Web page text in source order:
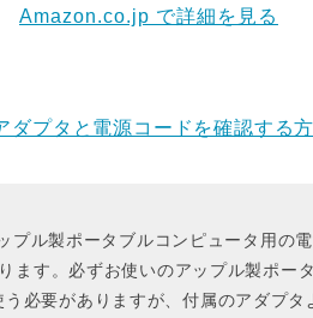
Amazon.co.jp で詳細を見る
ダプタと電源コードを確認する
プル製ポータブルコンピュータ用の
ます。必ずお使いのアップル製ポー
必要がありますが、付属のアダプ